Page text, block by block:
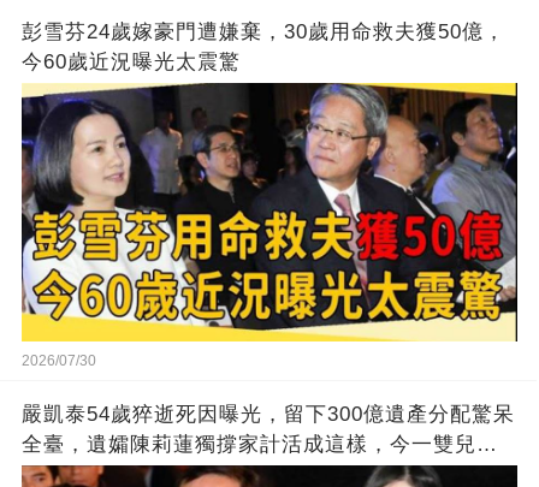
彭雪芬24歲嫁豪門遭嫌棄，30歲用命救夫獲50億，
今60歲近況曝光太震驚
2026/07/30
嚴凱泰54歲猝逝死因曝光，留下300億遺產分配驚呆
全臺，遺孀陳莉蓮獨撐家計活成這樣，今一雙兒女
正面照流出太意外